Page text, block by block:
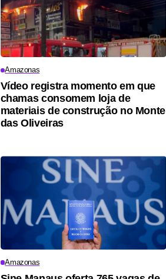
Amazonas
Vídeo registra momento em que
chamas consomem loja de
materiais de construção no Monte
das Oliveiras
Amazonas